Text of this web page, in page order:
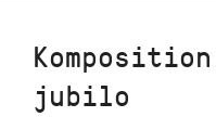
Direkt
Inhaltjubilo